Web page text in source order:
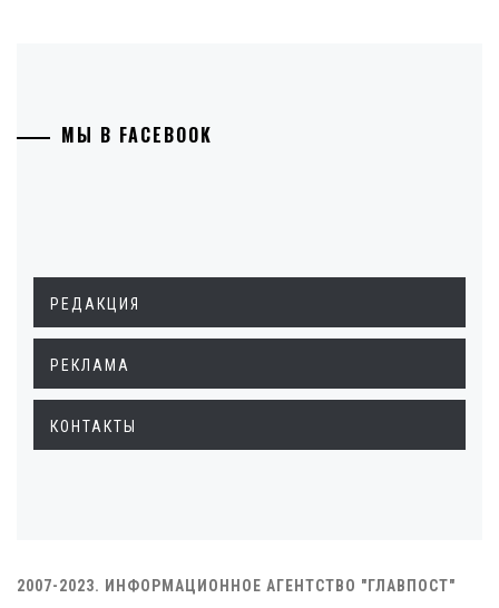
МЫ В FACEBOOK
РЕДАКЦИЯ
РЕКЛАМА
КОНТАКТЫ
2007-2023. ИНФОРМАЦИОННОЕ АГЕНТСТВО "ГЛАВПОСТ"